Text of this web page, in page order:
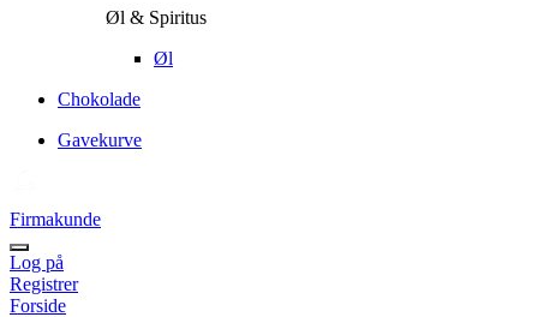
Øl & Spiritus
Øl
Chokolade
Gavekurve
Firmakunde
Log på
Registrer
Forside